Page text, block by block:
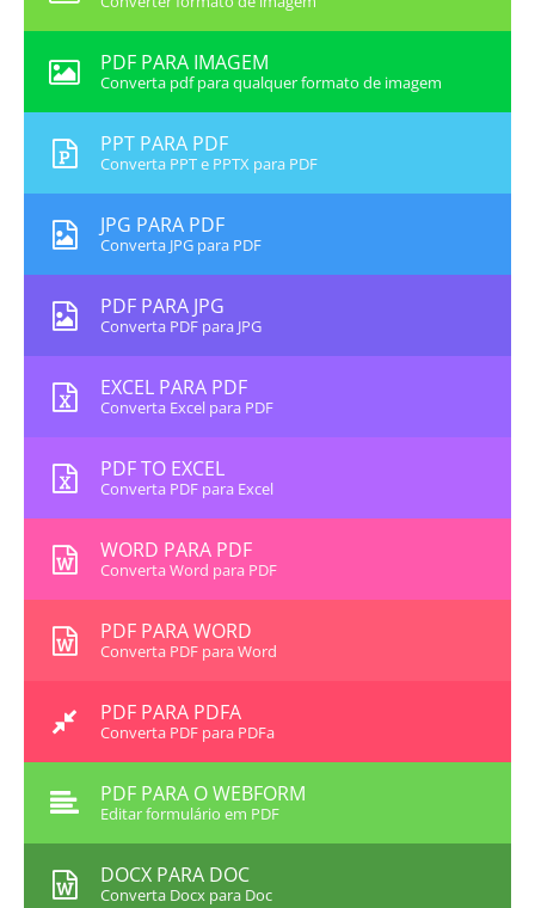
PDF PARA IMAGEM
Converta pdf para qualquer formato de imagem
PPT PARA PDF
Converta PPT e PPTX para PDF
JPG PARA PDF
Converta JPG para PDF
PDF PARA JPG
Converta PDF para JPG
EXCEL PARA PDF
Converta Excel para PDF
PDF TO EXCEL
Converta PDF para Excel
WORD PARA PDF
Converta Word para PDF
PDF PARA WORD
Converta PDF para Word
PDF PARA PDFA
Converta PDF para PDFa
PDF PARA O WEBFORM
Editar formulário em PDF
DOCX PARA DOC
Converta Docx para Doc